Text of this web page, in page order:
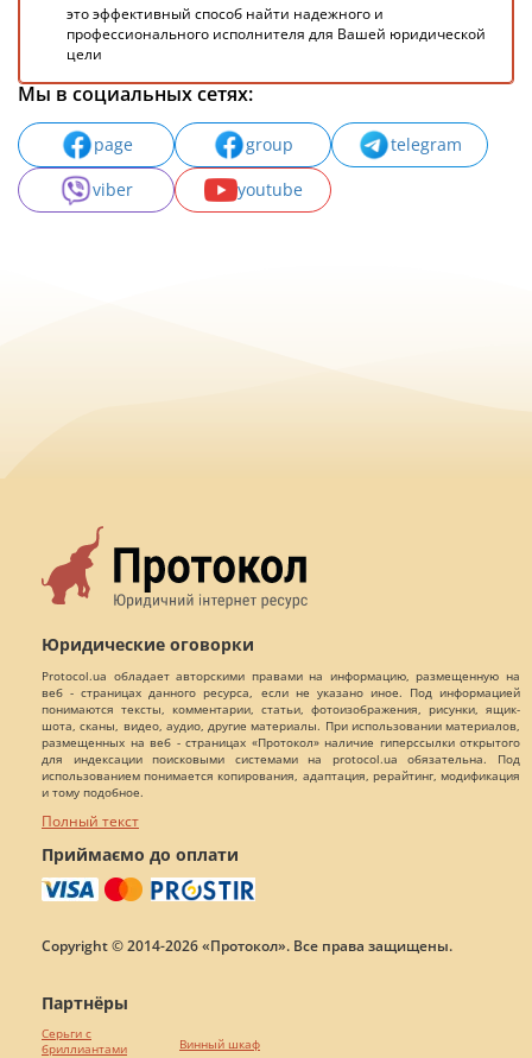
это эффективный способ найти надежного и
профессионального исполнителя для Вашей юридической
цели
Мы в социальных сетях:
page group
telegram
viber
youtube
Юридические оговорки
Protocol.ua обладает авторскими правами на информацию, размещенную на
веб - страницах данного ресурса, если не указано иное. Под информацией
понимаются тексты, комментарии, статьи, фотоизображения, рисунки, ящик-
шота, сканы, видео, аудио, другие материалы. При использовании материалов,
размещенных на веб - страницах «Протокол» наличие гиперссылки открытого
для индексации поисковыми системами на protocol.ua обязательна. Под
использованием понимается копирования, адаптация, рерайтинг, модификация
и тому подобное.
Полный текст
Приймаємо до оплати
Copyright © 2014-2026 «Протокол». Все права защищены.
Партнёры
Серьги с
бриллиантами
Винный шкаф